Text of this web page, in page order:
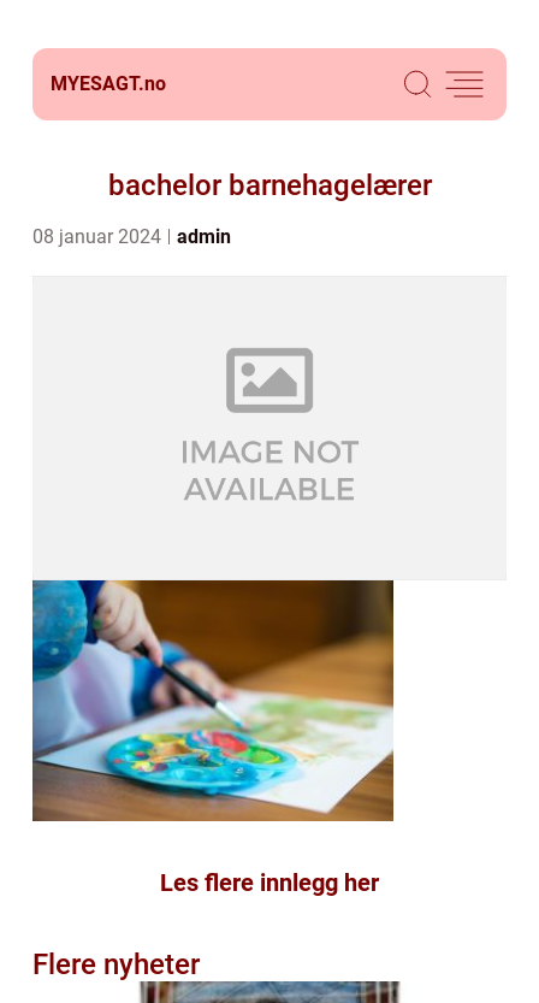
MYESAGT.no
bachelor barnehagelærer
08 januar 2024 admin
Les flere innlegg her
Flere nyheter